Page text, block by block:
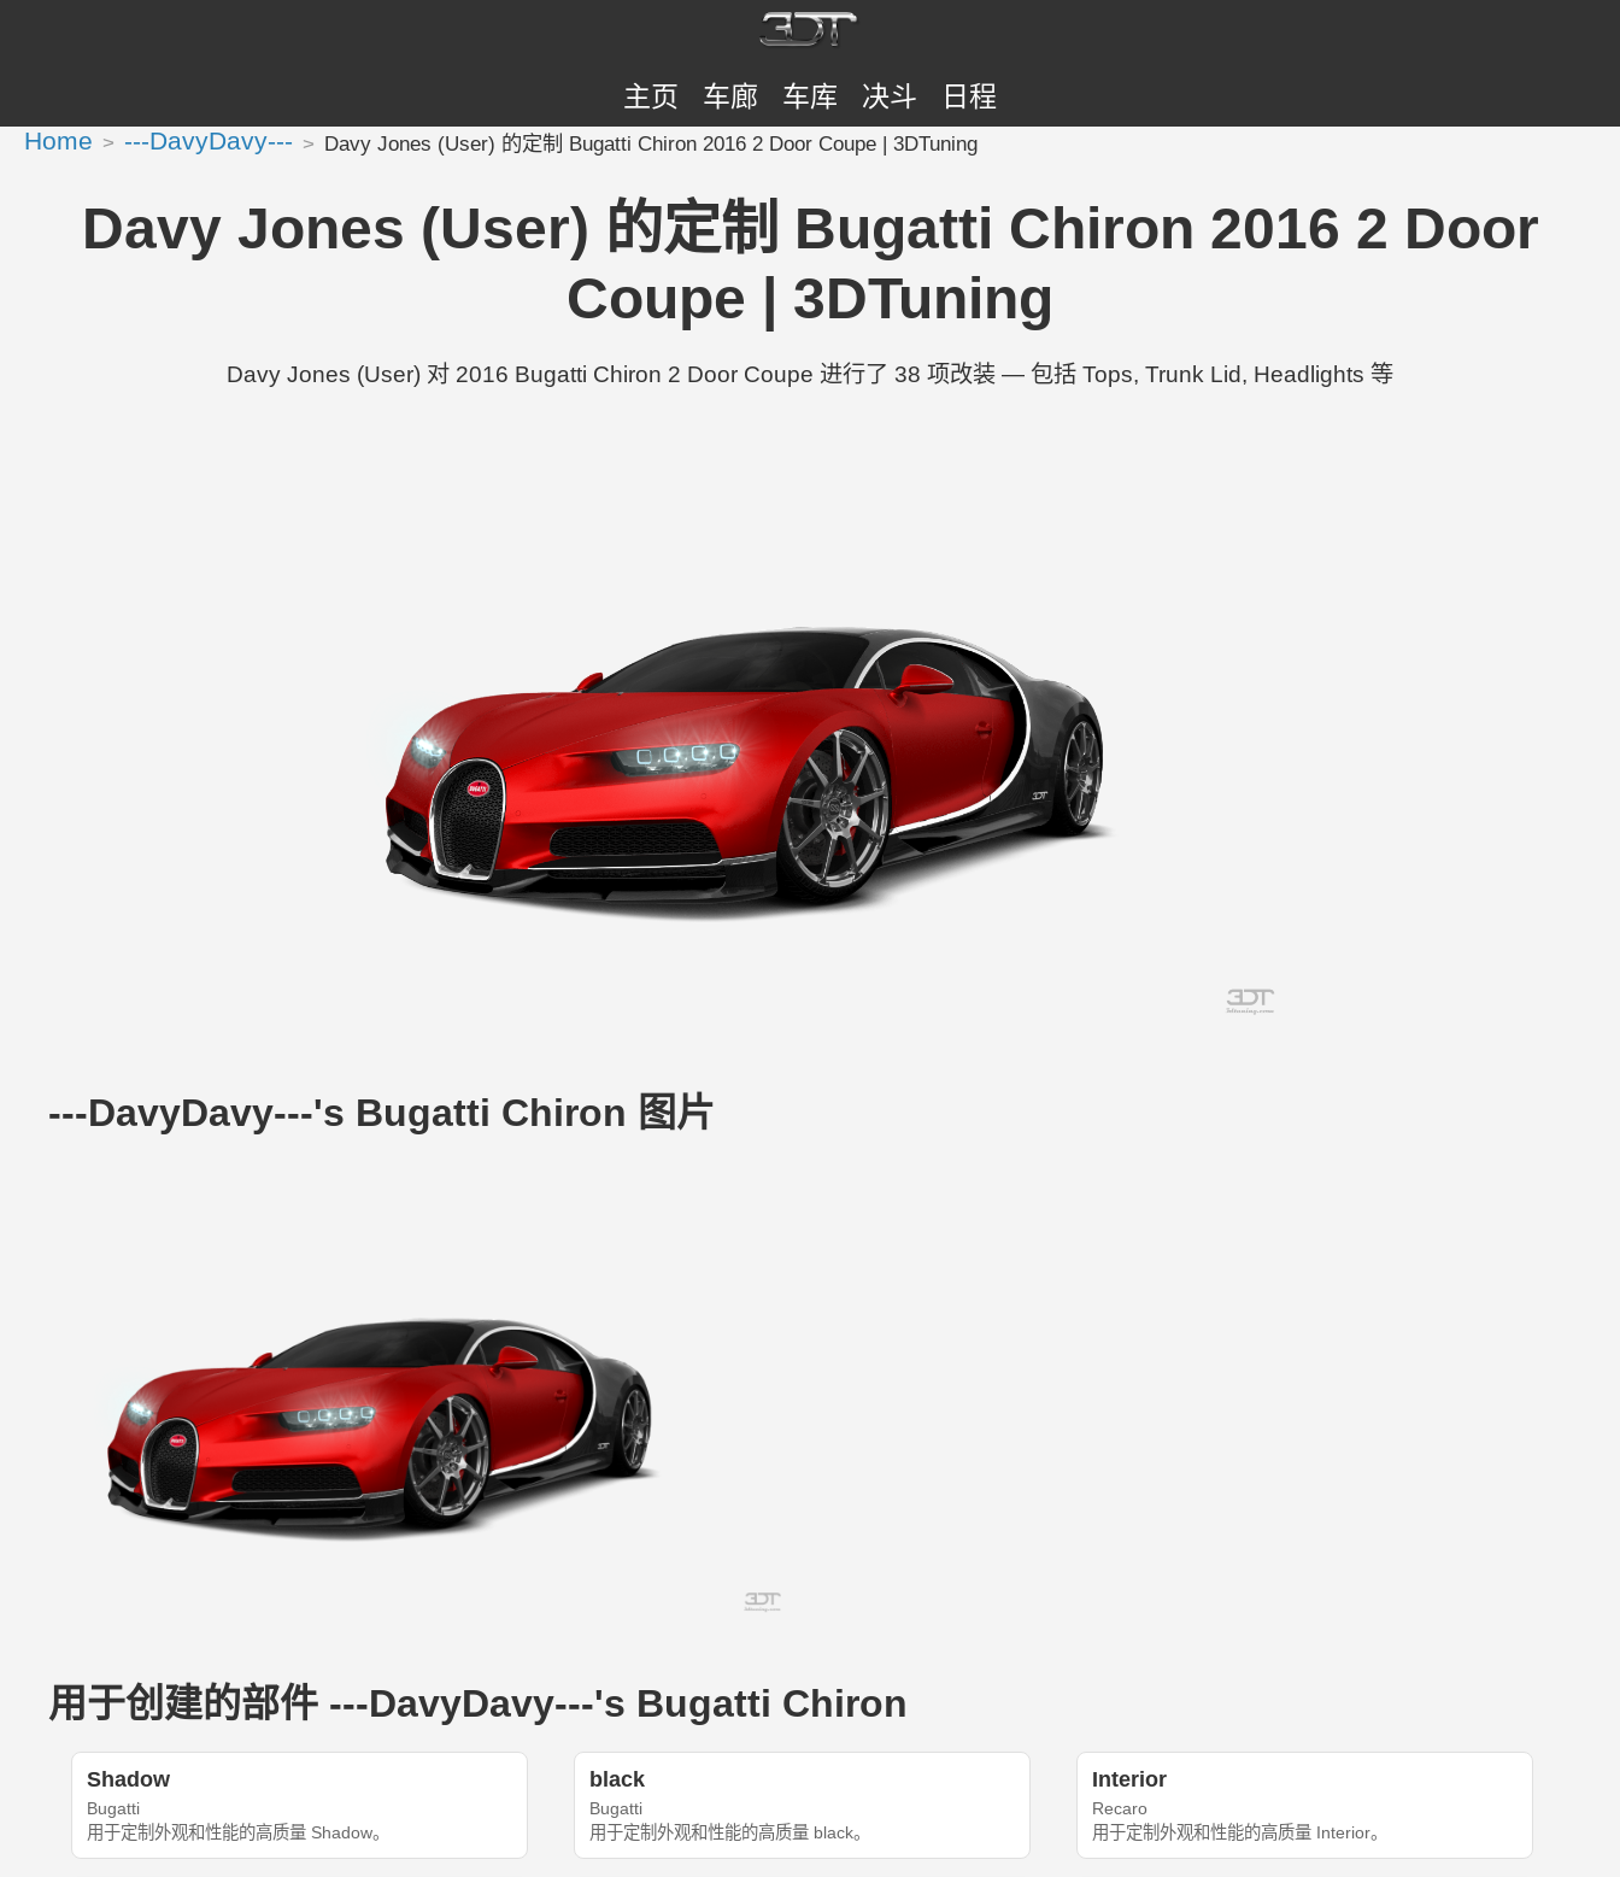
主页 车廊 车库 决斗 日程
Home ---DavyDavy--- Davy Jones (User) 的定制 Bugatti Chiron 2016 2 Door Coupe | 3DTuning
Davy Jones (User) 的定制 Bugatti Chiron 2016 2 Door
Coupe | 3DTuning
Davy Jones (User) 对 2016 Bugatti Chiron 2 Door Coupe 进行了 38 项改装 — 包括 Tops, Trunk Lid, Headlights 等
---DavyDavy---'s Bugatti Chiron 图片
用于创建的部件 ---DavyDavy---'s Bugatti Chiron
Shadow
Bugatti
用于定制外观和性能的高质量 Shadow。
black
Bugatti
用于定制外观和性能的高质量 black。
Interior
Recaro
用于定制外观和性能的高质量 Interior。